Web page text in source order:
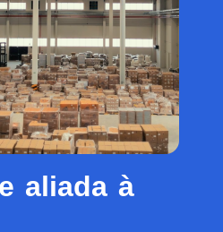
aliada à